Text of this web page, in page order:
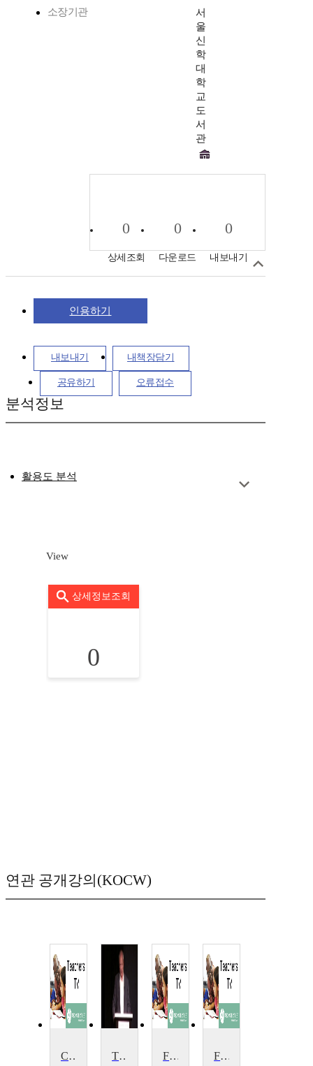
소장기관
서
울
신
학
대
학
교
도
서
관
0
상세조회
0
다운로드
0
내보내기
인용하기
내보내기 내책장담기
공유하기 오류접수
분석정보
활용도 분석
View
상세정보조회
0
연관 공개강의(KOCW)
Choreograph a Solo: Tsunami The Challenge of the Solo For Secondary Heads and Governors For Secondary Heads and Governors